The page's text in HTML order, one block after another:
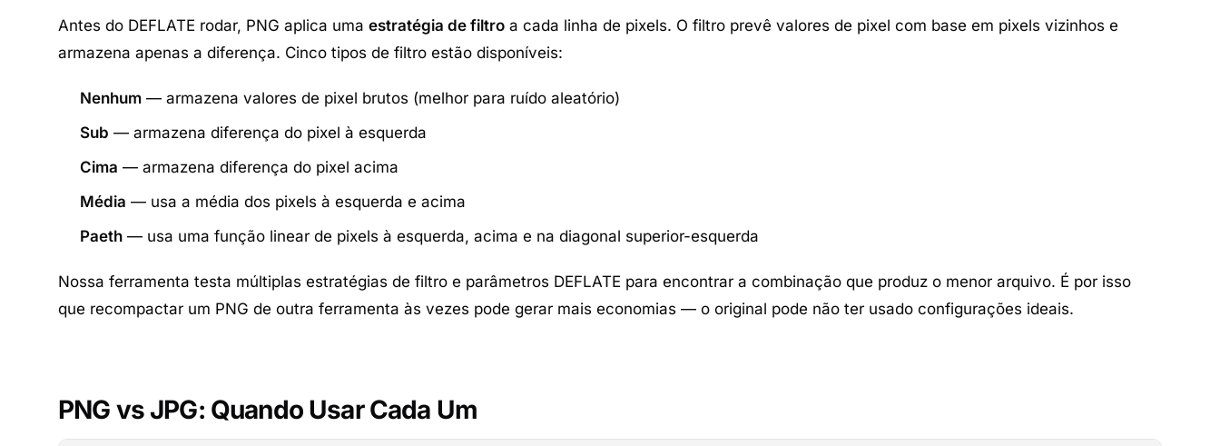
Antes do DEFLATE rodar, PNG aplica uma estratégia de filtro a cada linha de pixels. O filtro prevê valores de pixel com base em pixels vizinhos e
armazena apenas a diferença. Cinco tipos de filtro estão disponíveis:
Nenhum — armazena valores de pixel brutos (melhor para ruído aleatório)
Sub — armazena diferença do pixel à esquerda
Cima — armazena diferença do pixel acima
Média — usa a média dos pixels à esquerda e acima
Paeth — usa uma função linear de pixels à esquerda, acima e na diagonal superior-esquerda
Nossa ferramenta testa múltiplas estratégias de filtro e parâmetros DEFLATE para encontrar a combinação que produz o menor arquivo. É por isso
que recompactar um PNG de outra ferramenta às vezes pode gerar mais economias — o original pode não ter usado configurações ideais.
PNG vs JPG: Quando Usar Cada Um